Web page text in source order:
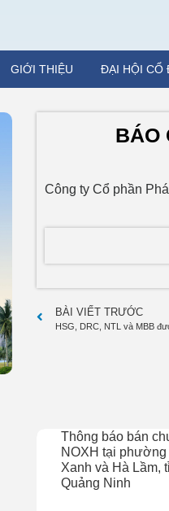
GIỚI THIỆU ĐẠI HỘI CỔ
BÁO
Công ty Cổ phần
BÀI VIẾT TRƯỚC
HSG, DRC, NTL và MBB
Thông báo bán
NOXH tại phường
Xanh và Hà Lầm,
Quảng Ninh